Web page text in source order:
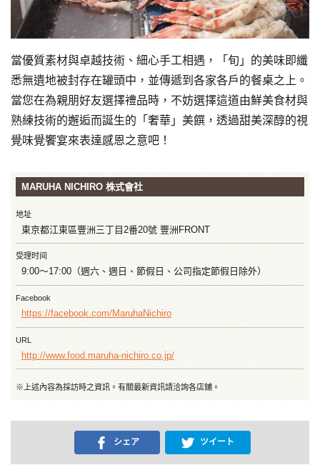
當優質素材與卓越技術、細心手工相遇，「旬」的美味即纖
悉無遺地被封存在罐頭中，並傳遞到各家各戶的餐桌之上。
當您在為親朋好友選擇禮品時，不妨選擇這道由鮮美食材與
熟練技術的邂逅而誕生的「奢華」美饌，透過甜美深醇的視
覺味覺饗宴來表達感恩之意吧！
MARUHA NICHIRO 株式會社
地址
東京都江東區豐洲三丁目2番20號 豐洲FRONT
受理时间
9:00～17:00（週六、週日、節假日、公司指定節假日除外）
Facebook
https://facebook.com/MaruhaNichiro
URL
http://www.food.maruha-nichiro.co.jp/
※上述內容為採訪時之資訊。有關最新資訊請洽詢各店鋪。
シェア ツイート